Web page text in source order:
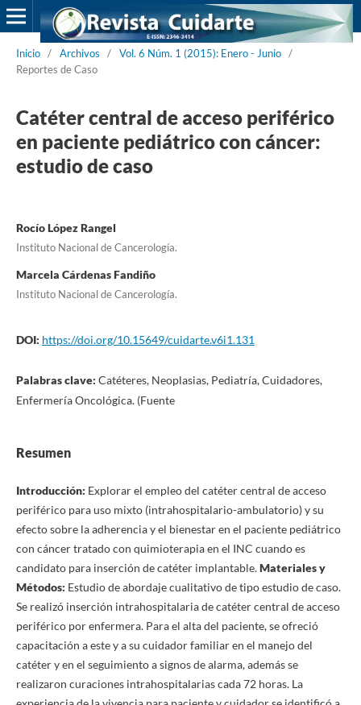
Inicio / Archivos / Vol. 6 Núm. 1 (2015): Enero - Junio /
Reportes de Caso
Catéter central de acceso periférico
en paciente pediátrico con cáncer:
estudio de caso
Rocío López Rangel
Instituto Nacional de Cancerología.
Marcela Cárdenas Fandiño
Instituto Nacional de Cancerología.
DOI: https://doi.org/10.15649/cuidarte.v6i1.131
Palabras clave: Catéteres, Neoplasias, Pediatría, Cuidadores,
Enfermería Oncológica. (Fuente
Resumen
Introducción: Explorar el empleo del catéter central de acceso
periférico para uso mixto (intrahospitalario-ambulatorio) y su
efecto sobre la adherencia y el bienestar en el paciente pediátrico
con cáncer tratado con quimioterapia en el INC cuando es
candidato para inserción de catéter implantable.Materiales y
Métodos: Estudio de abordaje cualitativo de tipo estudio de caso.
Se realizó inserción intrahospitalaria de catéter central de acceso
periférico por enfermera. Para el alta del paciente, se ofreció
capacitación a este y a su cuidador familiar en el manejo del
catéter y en el seguimiento a signos de alarma, además se
realizaron curaciones intrahospitalarias cada 72 horas. La